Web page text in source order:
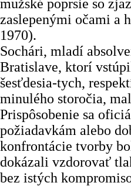
mužské poprsie so
zaslepenými očami a
1970).
Sochári, mladí
Bratislave, ktorí
šesťdesia-tych,
minulého storočia,
Prispôsobenie sa
požiadavkám alebo
konfrontácie tvorby
dokázali vzdorovať
bez istých